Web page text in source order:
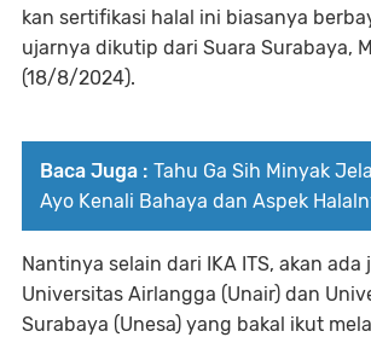
kan sertifikasi halal ini biasanya
ujarnya dikutip dari Suara Surabaya,
(18/8/2024).
Baca Juga : Tahu Ga Sih Minyak
Ayo Kenali Bahaya dan Aspek
Nantinya selain dari IKA ITS, akan ada
Universitas Airlangga (Unair) dan
Surabaya (Unesa) yang bakal ikut